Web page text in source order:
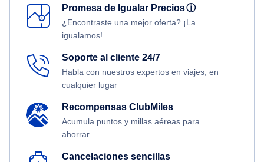
Promesa de Igualar Preciosⓘ
¿Encontraste una mejor oferta? ¡La
igualamos!
Soporte al cliente 24/7
Habla con nuestros expertos en viajes, en
cualquier lugar
Recompensas ClubMiles
Acumula puntos y millas aéreas para
ahorrar.
Cancelaciones sencillas